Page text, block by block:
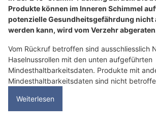
Produkte können im Inneren Schimmel
potenzielle Gesundheitsgefährdung nicht
werden kann, wird vom Verzehr
Vom Rückruf betroffen sind ausschliesslich
Haselnussrollen mit den unten aufgeführten
Mindesthaltbarkeitsdaten. Produkte mit
Mindesthaltbarkeitsdaten sind nicht
Weiterlesen